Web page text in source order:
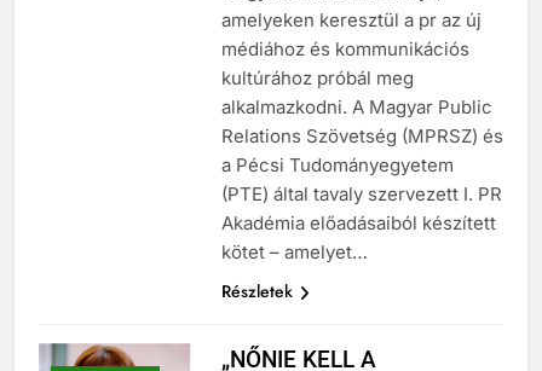
és gyakorlata című könyv,
amelyeken keresztül a pr az új
médiához és kommunikációs
kultúrához próbál meg
alkalmazkodni. A Magyar Public
Relations Szövetség (MPRSZ) és
a Pécsi Tudományegyetem
(PTE) által tavaly szervezett I. PR
Akadémia előadásaiból készített